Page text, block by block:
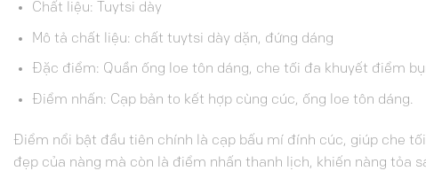
Chất liệu: Tuytsi dày
Mô tả chất liệu: chất tuytsi dày dặn, đứng dáng
Đặc điểm: Quần ống loe tôn dáng, che tối đa khuyết điểm
Điểm nhấn: Cạp bản to kết hợp cùng cúc, ống loe tôn dáng.
Điểm nổi bật đầu tiên chính là cạp bấu mí đính cúc, giúp che
đẹp của nàng mà còn là điểm nhấn thanh lịch, khiến nàng tỏa